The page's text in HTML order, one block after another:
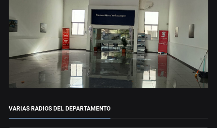
VARIAS RADIOS DEL DEPARTAMENTO